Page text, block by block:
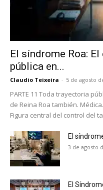
El síndrome Roa:
pública en...
Claudio Teixeira - 5 de agosto
PARTE 11 Toda trayectoria
de Reina Roa también.
Figura central del control del
El
3 de agosto
El